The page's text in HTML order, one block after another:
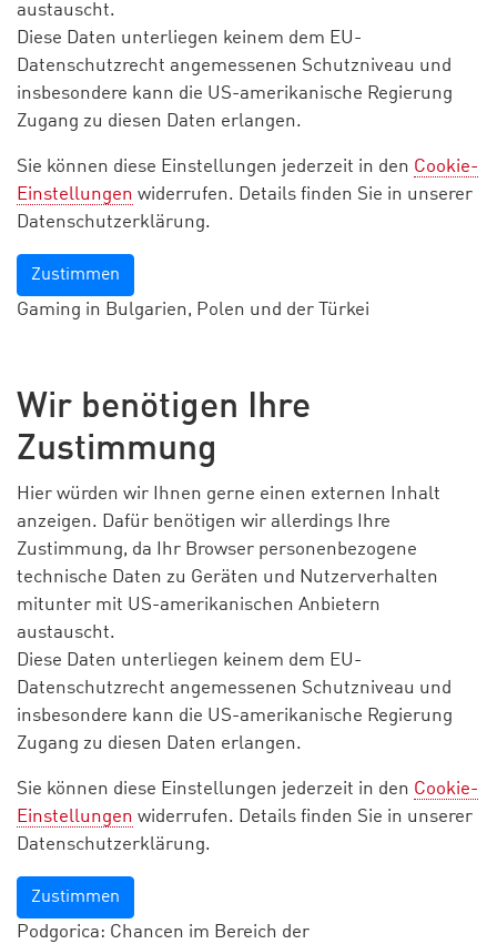
austauscht.
Diese Daten unterliegen keinem dem EU-
Datenschutzrecht angemessenen Schutzniveau und
insbesondere kann die US-amerikanische Regierung
Zugang zu diesen Daten erlangen.
Sie können diese Einstellungen jederzeit in den Cookie-
Einstellungen widerrufen. Details finden Sie in unserer
Datenschutzerklärung.
Zustimmen
Gaming in Bulgarien, Polen und der Türkei
Wir benötigen Ihre
Zustimmung
Hier würden wir Ihnen gerne einen externen Inhalt
anzeigen. Dafür benötigen wir allerdings Ihre
Zustimmung, da Ihr Browser personenbezogene
technische Daten zu Geräten und Nutzerverhalten
mitunter mit US-amerikanischen Anbietern
austauscht.
Diese Daten unterliegen keinem dem EU-
Datenschutzrecht angemessenen Schutzniveau und
insbesondere kann die US-amerikanische Regierung
Zugang zu diesen Daten erlangen.
Sie können diese Einstellungen jederzeit in den Cookie-
Einstellungen widerrufen. Details finden Sie in unserer
Datenschutzerklärung.
Zustimmen
Podgorica: Chancen im Bereich der